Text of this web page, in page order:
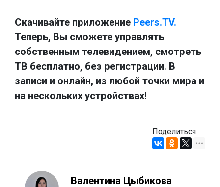
Скачивайте приложение Peers.TV.
Теперь, Вы сможете управлять
собственным телевидением, смотреть
ТВ бесплатно, без регистрации. В
записи и онлайн, из любой точки мира и
на нескольких устройствах!
Поделиться
Валентина Цыбикова